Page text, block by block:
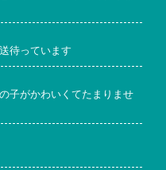
待っています
子がかわいくてたまりませ